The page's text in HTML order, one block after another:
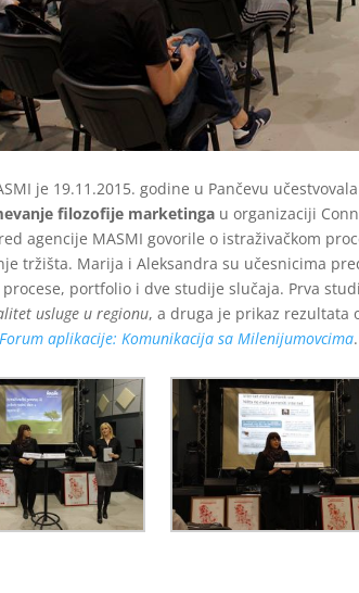
je 19.11.2015. godine u Pančevu
filozofije marketinga u organizaciji
agencije MASMI govorile o istraživačkom
tržišta. Marija i Aleksandra su učesnicima
procese, portfolio i dve studije slučaja. Prva
usluge u regionu, a druga je prikaz rezultata
aplikacije: Komunikacija sa Milenijumovcima.